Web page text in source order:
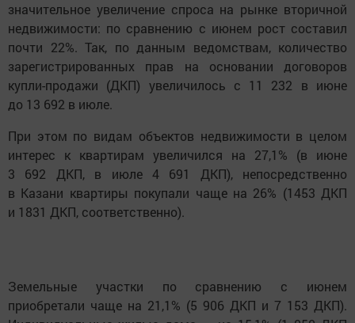
значительное увеличение спроса на рынке вторичной
недвижимости: по сравнению с июнем рост составил
почти 22%. Так, по данным ведомствам, количество
зарегистрированных прав на основании договоров
купли-продажи (ДКП) увеличилось с 11 232 в июне
до 13 692 в июле.
При этом по видам объектов недвижимости в целом
интерес к квартирам увеличился на 27,1% (в июне
3 692 ДКП, в июле 4 691 ДКП), непосредственно
в Казани квартиры покупали чаще на 26% (1453 ДКП
и 1831 ДКП, соответственно).
Земельные участки по сравнению с июнем
приобретали чаще на 21,1% (5 906 ДКП и 7 153 ДКП).